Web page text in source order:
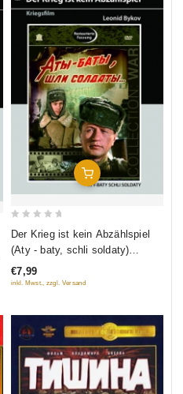
In Den Warenkorb
5
Der Krieg ist kein Abzählspiel
(Aty - baty, schli soldaty)
(Restaurierte Fassung)
(Diamant)
€7,99
inkl. Mwst., zzgl. Versand